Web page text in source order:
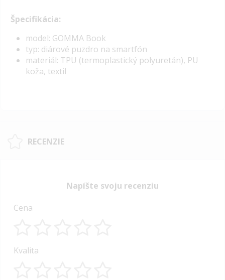
Špecifikácia:
model: GOMMA Book
typ: diárové puzdro na smartfón
materiál: TPU (termoplastický polyuretán), PU
koža, textil
RECENZIE
Napíšte svoju recenziu
Cena
star
stars
stars
stars
stars
Kvalita